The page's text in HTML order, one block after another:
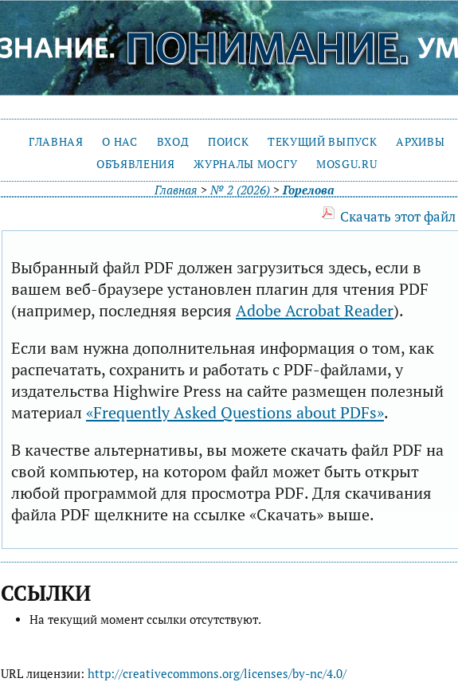
ГЛАВНАЯ О НАС ВХОД ПОИСК ТЕКУЩИЙ ВЫПУСК
АРХИВЫ
ОБЪЯВЛЕНИЯ
ЖУРНАЛЫ МОСГУ MOSGU.RU
Главная >№ 2 (2026) >Горелова
Скачать этот
Выбранный файл PDF должен загрузиться здесь, если в
вашем веб-браузере установлен плагин для чтения PDF
(например, последняя версия Adobe Acrobat Reader).
Если вам нужна дополнительная информация о том, как
распечатать, сохранить и работать с PDF-файлами, у
издательства Highwire Press на сайте размещен полезный
материал «Frequently Asked Questions about PDFs».
В качестве альтернативы, вы можете скачать файл PDF на
свой компьютер, на котором файл может быть открыт
любой программой для просмотра PDF. Для скачивания
файла PDF щелкните на ссылке «Скачать» выше.
ССЫЛКИ
На текущий момент ссылки отсутствуют.
URL лицензии: http://creativecommons.org/licenses/by-nc/4.0/